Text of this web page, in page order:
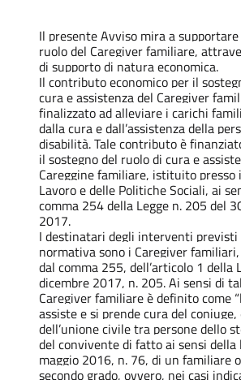
Il presente Avviso mira a
ruolo del Caregiver familiare,
di supporto di natura economica.
Il contributo economico per il
cura e assistenza del Caregiver
finalizzato ad alleviare i carichi
dalla cura e dall’assistenza della
disabilità. Tale contributo è
il sostegno del ruolo di cura e
Careggine familiare, istituito
Lavoro e delle Politiche Sociali, ai
comma 254 della Legge n. 205 del
2017.
I destinatari degli interventi previsti
normativa sono i Caregiver
dal comma 255, dell’articolo 1 della
dicembre 2017, n. 205. Ai sensi di
Caregiver familiare è definito come
assiste e si prende cura del
dell’unione civile tra persone dello
del convivente di fatto ai sensi della
maggio 2016, n. 76, di un familiare
secondo grado, ovvero, nei casi